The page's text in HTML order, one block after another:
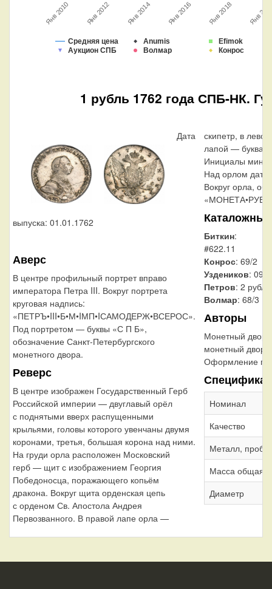
Средняя цена Anumis
Efimok
Аукцион СПБ
Волмар Конрос
Янв 2010 Янв 2012 Янв 2014 Янв 2016 Янв 2018 Янв
1 рубль 1762 года СПБ-НК.
Дата
выпуска: 01.01.1762
Аверс
В центре профильный портрет вправо
императора Петра III. Вокруг портрета
круговая надпись:
«ПЕТРЪ•III•Б•М•IМП•IСАМОДЕРЖ•ВСЕРОС».
Под портретом — буквы «С П Б»,
обозначение Санкт-Петербургского
монетного двора.
Реверс
В центре изображен Государственный Герб
Российской империи — двуглавый орёл
с поднятыми вверх распущенными
крыльями, головы которого увенчаны двумя
коронами, третья, большая корона над ними.
На груди орла расположен Московский
герб — щит с изображением Георгия
Победоносца, поражающего копьём
дракона. Вокруг щита орденская цепь
с орденом Св. Апостола Андрея
Первозванного. В правой лапе орла —
скипетр, в
лапой — буква
Инициалы
Над орлом
Вокруг орла,
Биткин:
#622.11
Конрос: 69/2
Уздеников:
Петров: 2 рубля
Волмар: 68/3
Авторы
Монетный двор:
монетный двор
Оформление
Номинал
Качество
Металл, проба
Масса общая
Диаметр